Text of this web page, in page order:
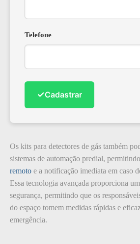
Telefone
✓Cadastrar
Os kits para detectores de gás também
sistemas de automação predial,
remoto e a notificação imediata em caso
Essa tecnologia avançada proporciona
segurança, permitindo que os
do espaço tomem medidas rápidas e
emergência.